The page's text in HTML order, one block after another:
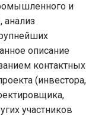
и
анализ
описание
контактных
(инвестора,
участников